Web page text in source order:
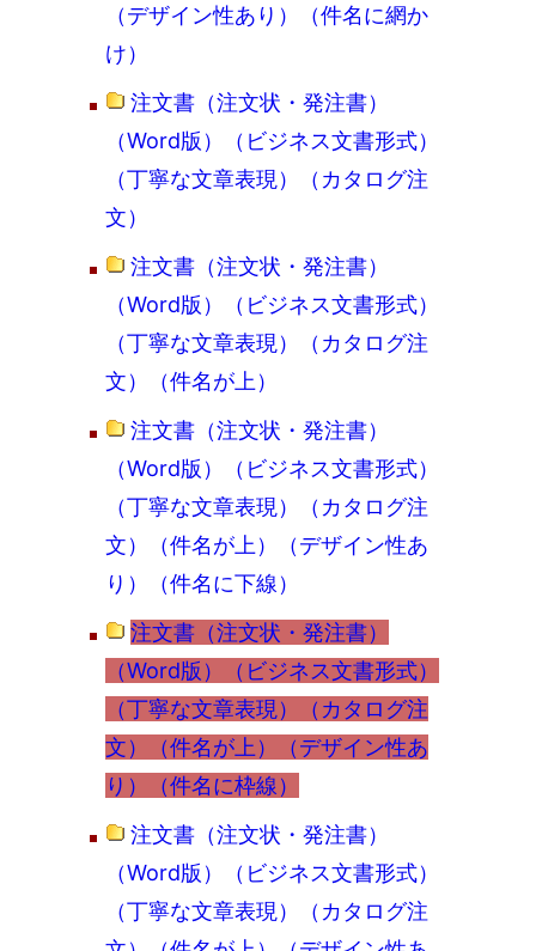
（デザイン性あり）（件名に網か
け）
注文書（注文状・発注書）
（Word版）（ビジネス文書形式）
（丁寧な文章表現）（カタログ注
文）
注文書（注文状・発注書）
（Word版）（ビジネス文書形式）
（丁寧な文章表現）（カタログ注
文）（件名が上）
注文書（注文状・発注書）
（Word版）（ビジネス文書形式）
（丁寧な文章表現）（カタログ注
文）（件名が上）（デザイン性あ
り）（件名に下線）
注文書（注文状・発注書）
（Word版）（ビジネス文書形式）
（丁寧な文章表現）（カタログ注
文）（件名が上）（デザイン性あ
り）（件名に枠線）
注文書（注文状・発注書）
（Word版）（ビジネス文書形式）
（丁寧な文章表現）（カタログ注